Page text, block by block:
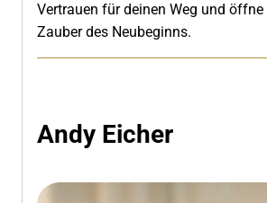
Vertrauen für deinen Weg und
Zauber des Neubeginns.
Andy Eicher